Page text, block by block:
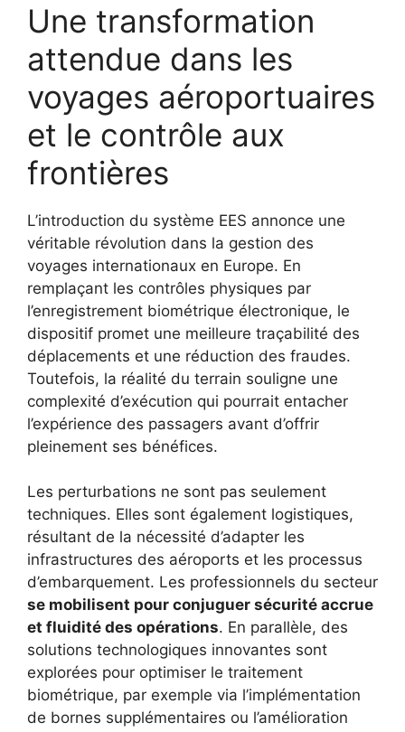
Une transformation
attendue dans les
voyages aéroportuaires
et le contrôle aux
frontières
L’introduction du système EES annonce une
véritable révolution dans la gestion des
voyages internationaux en Europe. En
remplaçant les contrôles physiques par
l’enregistrement biométrique électronique, le
dispositif promet une meilleure traçabilité des
déplacements et une réduction des fraudes.
Toutefois, la réalité du terrain souligne une
complexité d’exécution qui pourrait entacher
l’expérience des passagers avant d’offrir
pleinement ses bénéfices.
Les perturbations ne sont pas seulement
techniques. Elles sont également logistiques,
résultant de la nécessité d’adapter les
infrastructures des aéroports et les processus
d’embarquement. Les professionnels du secteur
se mobilisent pour conjuguer sécurité accrue
et fluidité des opérations. En parallèle, des
solutions technologiques innovantes sont
explorées pour optimiser le traitement
biométrique, par exemple via l’implémentation
de bornes supplémentaires ou l’amélioration